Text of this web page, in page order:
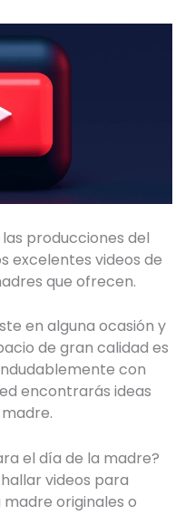
producciones del
excelentes videos de
que ofrecen.
en alguna ocasión y
de gran calidad es
con
encontrarás ideas
el día de la madre?
videos para
originales o